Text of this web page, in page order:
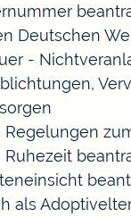
Deutschen
-
als